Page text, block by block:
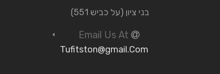
בני ציון (על כביש 551)
Tufitston@gmail.Com